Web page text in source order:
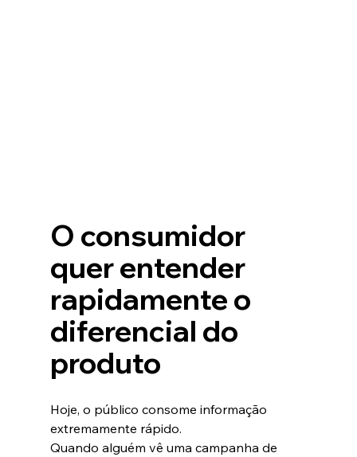
O consumidor
quer entender
rapidamente o
diferencial do
produto
Hoje, o público consome informação
extremamente rápido.
Quando alguém vê uma campanha de